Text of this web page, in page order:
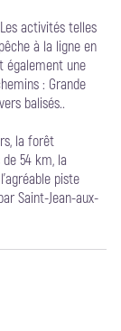
activités telles
à la ligne en
également une
: Grande
balisés..
la forêt
54 km, la
piste
Saint-Jean-aux-